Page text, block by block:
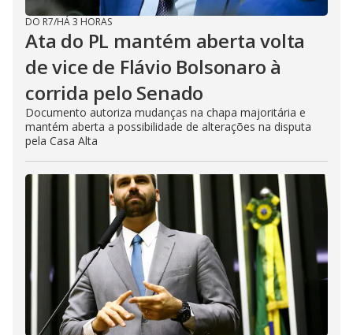
DO R7/HÁ 3 HORAS
Ata do PL mantém aberta volta
de vice de Flávio Bolsonaro à
corrida pelo Senado
Documento autoriza mudanças na chapa majoritária e
mantém aberta a possibilidade de alterações na disputa
pela Casa Alta